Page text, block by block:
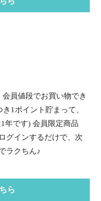
員値段でお買い物でき
1ポイント貯まって、
年です) 会員限定商品
グインするだけで、次
ラクちん♪
ら